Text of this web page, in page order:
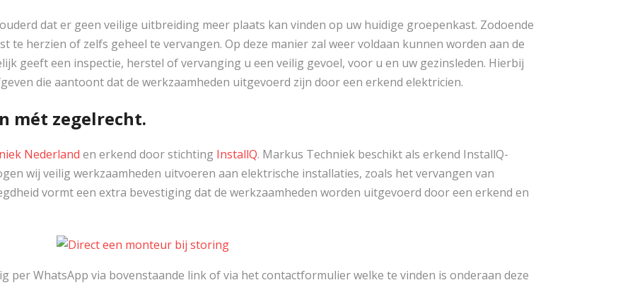
dat er geen veilige uitbreiding meer plaats kan vinden op uw huidige groepenkast. Zodoende
te herzien of zelfs geheel te vervangen. Op deze manier zal weer voldaan kunnen worden aan de
geeft een inspectie, herstel of vervanging u een veilig gevoel, voor u en uw gezinsleden. Hierbij
die aantoont dat de werkzaamheden uitgevoerd zijn door een erkend elektricien.
mét zegelrecht.
Nederland en erkend door stichting InstallQ. Markus Techniek beschikt als erkend InstallQ-
wij veilig werkzaamheden uitvoeren aan elektrische installaties, zoals het vervangen van
vormt een extra bevestiging dat de werkzaamheden worden uitgevoerd door een erkend en
per WhatsApp via bovenstaande link of via het contactformulier welke te vinden is onderaan deze